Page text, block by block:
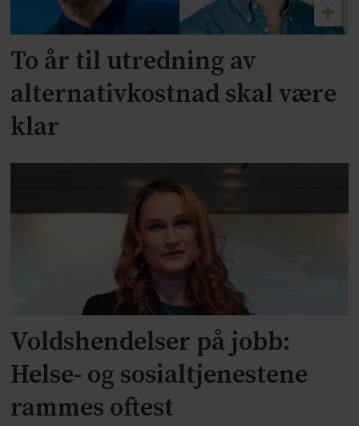
To år til utredning av
alternativkostnad skal være
klar
Voldshendelser på jobb:
Helse- og sosialtjenestene
rammes oftest